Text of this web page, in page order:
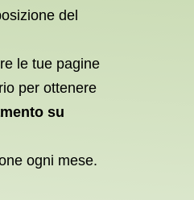
del
le tue pagine
per ottenere
su
ogni mese.